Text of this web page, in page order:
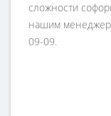
сложности
нашим
09-09.